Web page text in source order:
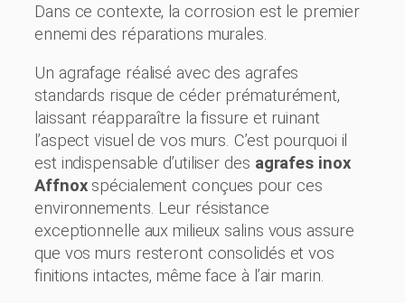
Dans ce contexte, la corrosion est le premier
ennemi des réparations murales.
Un agrafage réalisé avec des agrafes
standards risque de céder prématurément,
laissant réapparaître la fissure et ruinant
l’aspect visuel de vos murs. C’est pourquoi il
est indispensable d’utiliser des agrafes inox
Affnoxspécialement conçues pour ces
environnements. Leur résistance
exceptionnelle aux milieux salins vous assure
que vos murs resteront consolidés et vos
finitions intactes, même face à l’air marin.